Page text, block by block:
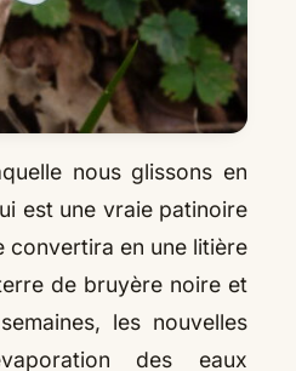
nous glissons en
est une vraie patinoire
convertira en une litière
de bruyère noire et
les nouvelles
des eaux